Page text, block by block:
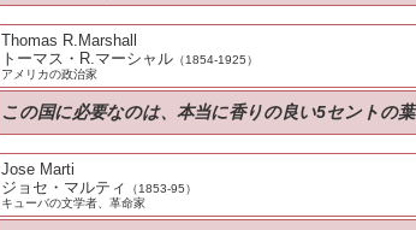
Thomas R.Marshall
トーマス・R.マーシャル （1854-1925）
アメリカの政治家
この国に必要なのは、本当に香りの良い5セントの葉
Jose Marti
ジョセ・マルティ
（1853-95）
キューバの文学者、革命家